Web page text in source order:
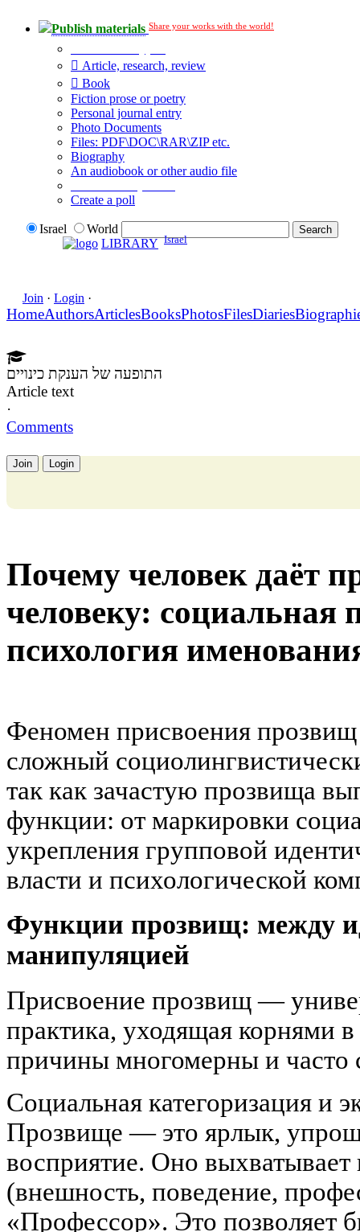
Publish materials Share your works with the world!
Article, research, review
Book
Fiction prose or poetry
Personal journal entry
Photo Documents
Files: PDF\DOC\RAR\ZIP etc.
Biography
An audiobook or other audio file
Create a poll
Israel
World
LIBRARY Israel
Join · Login ·
HomeAuthorsArticlesBooksPhotosFilesDiaries
התופעה של הענקת כינויים
Article text
·
Comments
Join Login
Почему человек даёт
человеку: социальная
психология
Феномен присвоения прозвищ
сложный
так как зачастую прозвища
функции: от маркировки
укрепления групповой
власти и психологической
Функции прозвищ: между
манипуляцией
Присвоение прозвищ —
практика, уходящая корнями
причины многомерны и часто
Социальная категоризация и
Прозвище — это ярлык,
восприятие. Оно
(внешность, поведение,
«Профессор». Это позволяет